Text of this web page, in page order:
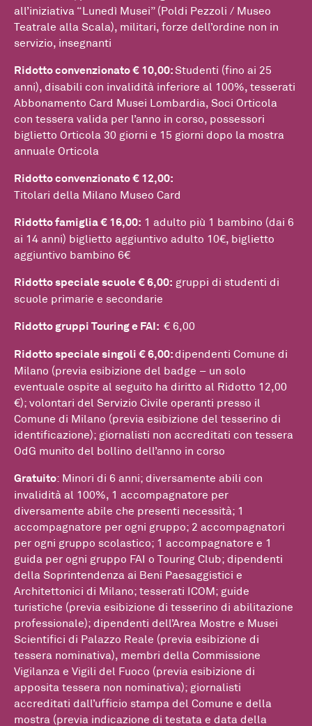
all’iniziativa “Lunedì Musei” (Poldi Pezzoli / Museo
Teatrale alla Scala), militari, forze dell’ordine non in
servizio, insegnanti
Ridotto convenzionato € 10,00:Studenti (fino ai 25
anni), disabili con invalidità inferiore al 100%, tesserati
Abbonamento Card Musei Lombardia, Soci Orticola
con tessera valida per l’anno in corso, possessori
biglietto Orticola 30 giorni e 15 giorni dopo la mostra
annuale Orticola
Ridotto convenzionato € 12,00:
Titolari della Milano Museo Card
Ridotto famiglia € 16,00: 1 adulto più 1 bambino (dai 6
ai 14 anni) biglietto aggiuntivo adulto 10€, biglietto
aggiuntivo bambino 6€
Ridotto speciale scuole € 6,00: gruppi di studenti di
scuole primarie e secondarie
Ridotto gruppi Touring e FAI: € 6,00
Ridotto speciale singoli € 6,00: dipendenti Comune di
Milano (previa esibizione del badge – un solo
eventuale ospite al seguito ha diritto al Ridotto 12,00
€); volontari del Servizio Civile operanti presso il
Comune di Milano (previa esibizione del tesserino di
identificazione); giornalisti non accreditati con tessera
OdG munito del bollino dell’anno in corso
Gratuito: Minori di 6 anni; diversamente abili con
invalidità al 100%, 1 accompagnatore per
diversamente abile che presenti necessità; 1
accompagnatore per ogni gruppo; 2 accompagnatori
per ogni gruppo scolastico; 1 accompagnatore e 1
guida per ogni gruppo FAI o Touring Club; dipendenti
della Soprintendenza ai Beni Paesaggistici e
Architettonici di Milano; tesserati ICOM; guide
turistiche (previa esibizione di tesserino di abilitazione
professionale); dipendenti dell’Area Mostre e Musei
Scientifici di Palazzo Reale (previa esibizione di
tessera nominativa), membri della Commissione
Vigilanza e Vigili del Fuoco (previa esibizione di
apposita tessera non nominativa); giornalisti
accreditati dall’ufficio stampa del Comune e della
mostra (previa indicazione di testata e data della